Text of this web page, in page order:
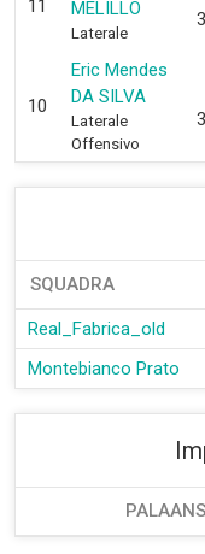
11
MELILLO
Laterale
10
Eric Mendes
DA SILVA
Laterale
Offensivo
SQUADRA
Real_Fabrica_old
Montebianco Prato